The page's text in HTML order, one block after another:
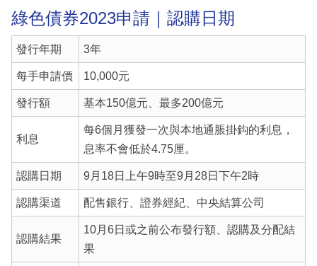
綠色債券2023申請｜認購日期
發行年期 3年
每手申請價 10,000元
發行額 基本150億元、最多200億元
利息
每6個月獲發一次與本地通脹掛鈎的利息，
息率不會低於4.75厘。
認購日期 9月18日上午9時至9月28日下午2時
認購渠道 配售銀行、證券經紀、中央結算公司
認購結果
10月6日或之前公布發行額、認購及分配結
果